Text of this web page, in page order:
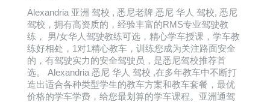
Alexandria 亚洲 驾校 , 悉尼老牌 悉尼 华人 驾校, 悉尼
驾校，拥有高资质的，经验丰富的RMS专业驾驶教
练， 男/女华人驾驶教练可选，精心学车授课，学车教
练好相处，1对1精心教车，训练您成为关注路面安全
的，有驾驶实力的安全驾驶员，是悉尼驾校推荐首
选。 Alexandria 悉尼 华人 驾校 ,在多年教车中不断打
造出适合各种类型学生的教车方案和教车套餐，最优
价格的学车学费，给您最划算的学车课程。亚洲通驾